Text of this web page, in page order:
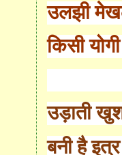
उलझी
किसी
उड़ाती
बनी है